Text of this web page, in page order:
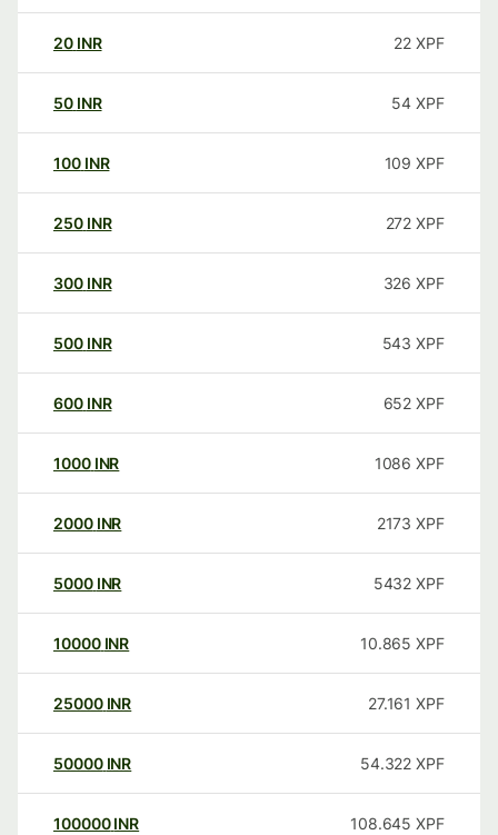
20 INR 22 XPF
50 INR 54 XPF
100 INR 109 XPF
250 INR 272 XPF
300 INR 326 XPF
500 INR 543 XPF
600 INR 652 XPF
1000 INR 1086 XPF
2000 INR 2173 XPF
5000 INR 5432 XPF
10000 INR 10.865 XPF
25000 INR 27.161 XPF
50000 INR 54.322 XPF
100000 INR 108.645 XPF